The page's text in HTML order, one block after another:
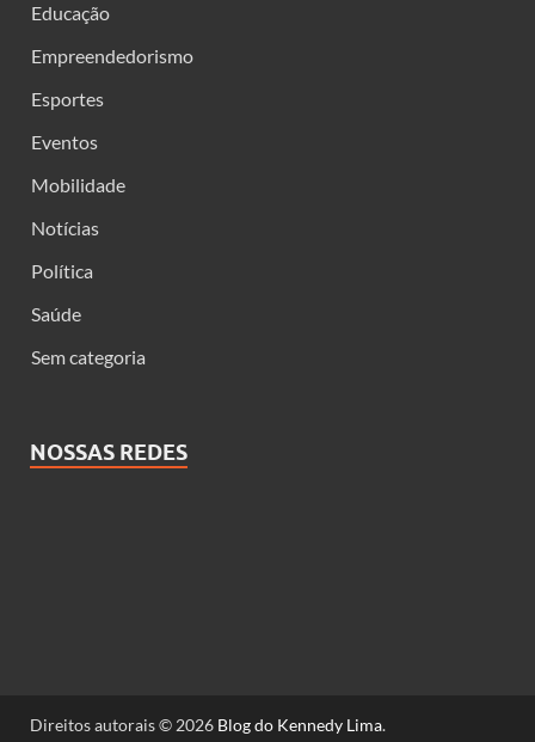
Educação
Empreendedorismo
Esportes
Eventos
Mobilidade
Notícias
Política
Saúde
Sem categoria
NOSSAS REDES
Direitos autorais © 2026 Blog do Kennedy Lima.